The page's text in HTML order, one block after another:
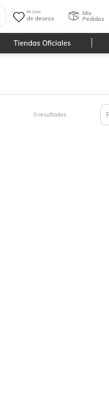
Mi Lista
de deseos
Mis
Pedidos
Tiendas Oficiales
0resultados